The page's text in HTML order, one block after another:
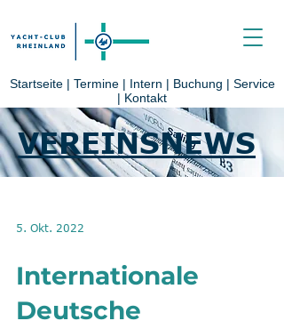
Startseite| Termine | Intern | Buchung | Service
| Kontakt
VEREINSNEWS
5. Okt. 2022
Internationale
Deutsche